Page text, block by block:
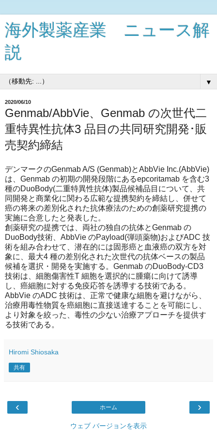
海外製薬産業 ニュース解
説
▼
2020/06/10
Genmab/AbbVie、Genmab の次世代二
重特異性抗体3 品目の共同研究開発･販
売契約締結
デンマークのGenmab A/S (Genmab)とAbbVie Inc.(AbbVie)
は、Genmab の初期の開発段階にあるepcoritamab を含む3
種のDuoBody(二重特異性抗体)製品候補品目について、共
同開発と商業化に関わる広範な提携契約を締結し、併せて
癌の将来の差別化された抗体療法のための創薬研究提携の
実施に合意したと発表した。
創薬研究の提携では、両社の独自の抗体とGenmab の
DuoBody技術、AbbVie のPayload(弾頭薬物)およびADC 技
術を組み合わせて、潜在的には固形癌と血液癌の双方を対
象に、最大4 種の差別化された次世代の抗体ベースの製品
候補を選択・開発を実施する。Genmab のDuoBody-CD3
技術は、細胞傷害性T 細胞を選択的に腫瘍に向けて誘導
し、癌細胞に対する免疫応答を誘導する技術である。
AbbVie のADC 技術は、正常で健康な細胞を避けながら、
治療用毒性物質を癌細胞に直接送達することを可能にし、
より対象を絞った、毒性の少ない治療アプローチを提供す
る技術である。
Hiromi Shiosaka
共有
‹ ›
ホーム
ウェブ バージョンを表示